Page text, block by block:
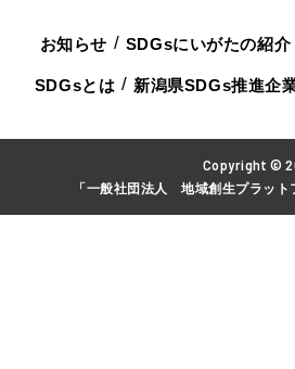
お知らせ SDGsにいがたの紹介
SDGsとは 新潟県SDGs推進企
Copyright ©
「一般社団法人 地域創生プラット